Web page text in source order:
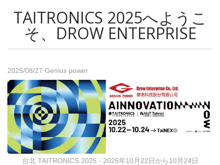
TAITRONICS 2025へようこ
そ、DROW ENTERPRISE
2025/08/27 Genius power
台北 TAITRONICS 2025 - 2025年10月22日から10月24日